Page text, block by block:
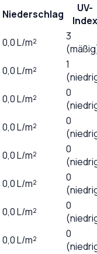
Niederschlag
UV-
Index
0,0L/m²
3
0,0L/m²
1
0,0L/m²
0
0,0L/m²
0
0,0L/m²
0
0,0L/m²
0
0,0L/m²
0
0,0L/m²
0